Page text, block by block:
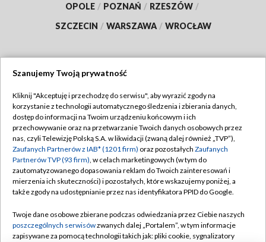
OPOLE / POZNAŃ / RZESZÓW /
SZCZECIN / WARSZAWA / WROCŁAW
TVP
Abonament TVP
Emisja w TVP
Centrum informacji TVP
Naziemna Telewizja Cyfrowa
Rada Programowa
Regulamin TVP
Polityka prywatności
Moje zgody
Pomoc
Kontakt
Szanujemy Twoją prywatność
Kliknij "Akceptuję i przechodzę do serwisu", aby wyrazić zgody na
korzystanie z technologii automatycznego śledzenia i zbierania danych,
dostęp do informacji na Twoim urządzeniu końcowym i ich
przechowywanie oraz na przetwarzanie Twoich danych osobowych przez
nas, czyli Telewizję Polską S.A. w likwidacji (zwaną dalej również „TVP”),
Zaufanych Partnerów z IAB* (1201 firm) oraz pozostałych Zaufanych
Partnerów TVP (93 firm), w celach marketingowych (w tym do
zautomatyzowanego dopasowania reklam do Twoich zainteresowań i
mierzenia ich skuteczności) i pozostałych, które wskazujemy poniżej, a
także zgody na udostępnianie przez nas identyfikatora PPID do Google.
Twoje dane osobowe zbierane podczas odwiedzania przez Ciebie naszych
poszczególnych serwisówzwanych dalej „Portalem”, w tym informacje
zapisywane za pomocą technologii takich jak: pliki cookie, sygnalizatory